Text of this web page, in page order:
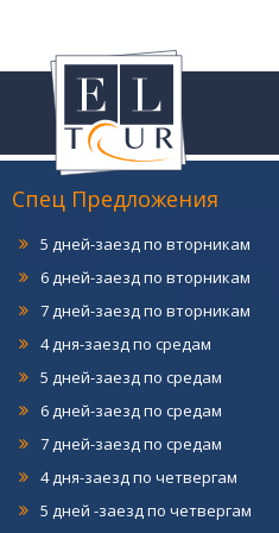
Спец Предложения
4 дня-заезд по понедельникам
5 дней-заезд по понедельникам
6 дней-заезд по понедельникам
7 дней-заезд по понедельникам
4 дня-заезд по вторникам
5 дней-заезд по вторникам
6 дней-заезд по вторникам
7 дней-заезд по вторникам
4 дня-заезд по средам
5 дней-заезд по средам
6 дней-заезд по средам
7 дней-заезд по средам
4 дня-заезд по четвергам
5 дней -заезд по четвергам
6 дней-заезд по четвергам